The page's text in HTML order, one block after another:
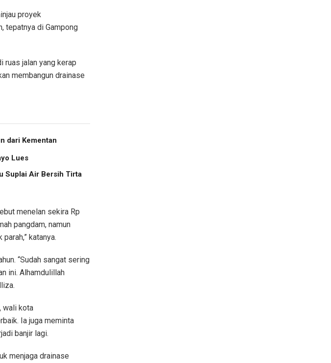
proyek
tepatnya di Gampong
ruas jalan yang kerap
membangun drainase
dari Kementan
Lues
Suplai Air Bersih Tirta
menelan sekira Rp
pangdam, namun
katanya.
“Sudah sangat sering
ini. Alhamdulillah
wali kota
Ia juga meminta
banjir lagi.
menjaga drainase